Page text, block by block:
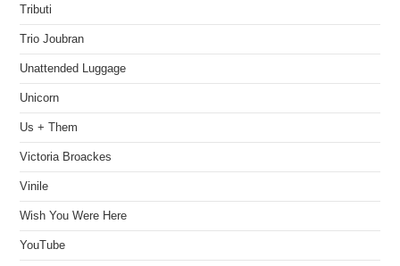
Tributi
Trio Joubran
Unattended Luggage
Unicorn
Us + Them
Victoria Broackes
Vinile
Wish You Were Here
YouTube